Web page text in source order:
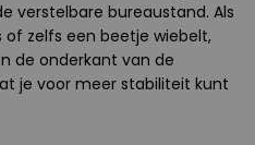
verstelbare bureaustand. Als
zelfs een beetje wiebelt,
de onderkant van de
je voor meer stabiliteit kunt